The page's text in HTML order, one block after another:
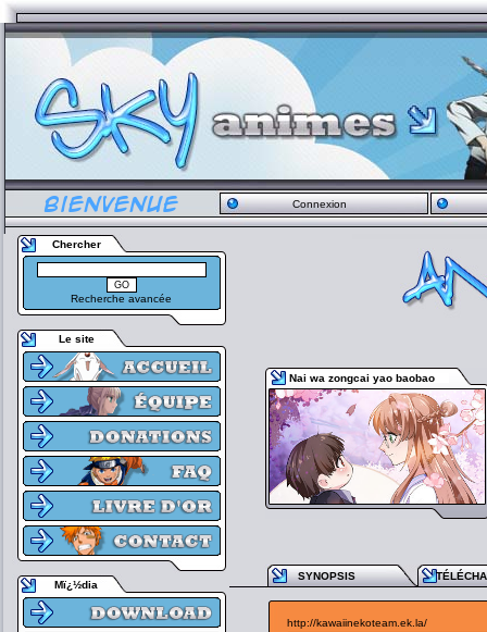
Connexion
Chercher
Recherche avancée
Le site
Mï¿½dia
Nai wa zongcai yao baobao
SYNOPSIS
http://kawaiinekoteam.ek.la/